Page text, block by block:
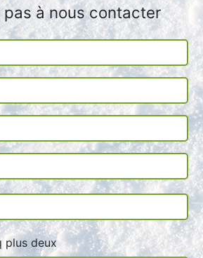
à nous contacter
plus deux